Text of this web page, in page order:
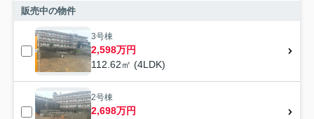
販売中の物件
3号棟
2,598万円
112.62㎡ (4LDK)
2号棟
2,698万円